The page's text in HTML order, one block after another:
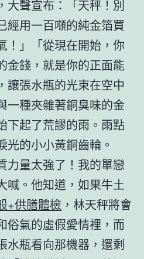
大聲宣布：「天秤！別
經用一百噸的純金箔買
！」「從現在開始，你
金錢，就是你的正面能
讓張水瓶的光束在空中
一種夾雜著銅臭味的金
下起了荒謬的雨。雨點
光的小小黃銅齒輪。
力量太強了！我的單戀
喊。他知道，如果牛土
+供膳體檢 ，林天秤將會
俗氣的虛假愛情裡，而
水瓶看向那機器，還剩